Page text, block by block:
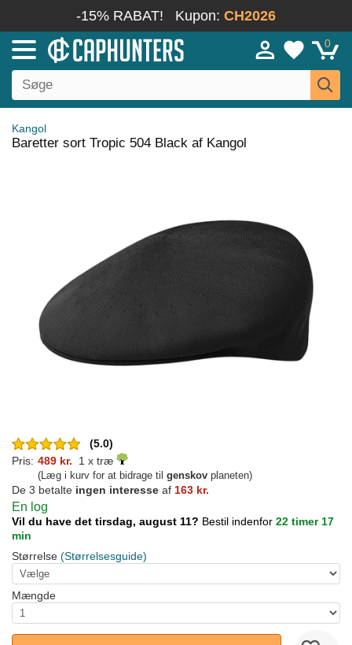
-15% RABAT! Kupon: CH2026
0
Kangol
Baretter sort Tropic 504 Black af Kangol
(5.0)
Pris: 489 kr. 1 x træ
(Læg i kurv for at bidrage til genskov planeten)
De 3 betalte ingen interesse af 163 kr.
En log
Vil du have det tirsdag, august 11? Bestil indenfor 22 timer 17
min
Størrelse (Størrelsesguide)
Mængde